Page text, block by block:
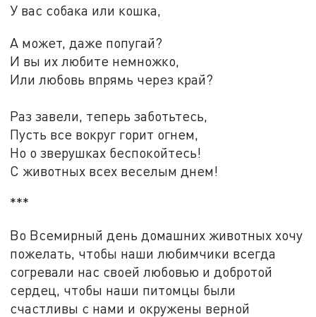
У вас собака или кошка,
А может, даже попугай?
И вы их любите немножко,
Или любовь впрямь через край?
Раз завели, теперь заботьтесь,
Пусть все вокруг горит огнем,
Но о зверушках беспокойтесь!
С животных всех веселым днем!
***
Во Всемирный день домашних животных хочу
пожелать, чтобы наши любимчики всегда
согревали нас своей любовью и добротой
сердец, чтобы наши питомцы были
счастливы с нами и окружены верной